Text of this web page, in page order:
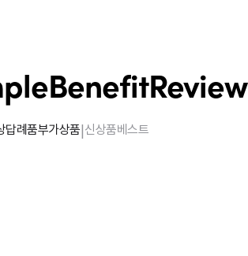
BenefitReview
답례품부가상품|신상품베스트